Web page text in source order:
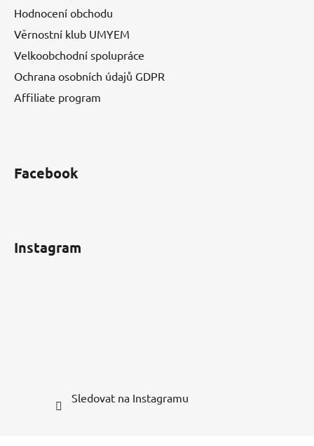
Hodnocení obchodu
Věrnostní klub UMYEM
Velkoobchodní spolupráce
Ochrana osobních údajů GDPR
Affiliate program
Facebook
Instagram
Sledovat na Instagramu